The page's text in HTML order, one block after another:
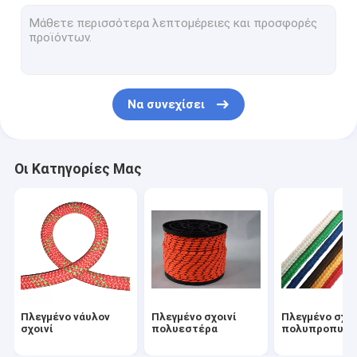
Υπαίθριο νάυλον σχοινί
Σχοινί ασφάλειας σανίδων σωτηρίας
Να συνεχίσει
Οι Κατηγορίες Μας
Πλεγμένο νάυλον
σχοινί
Πλεγμένο σχοινί
πολυεστέρα
Πλεγμένο